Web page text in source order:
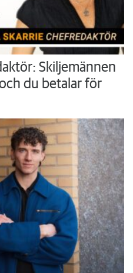
Skiljemännen
du betalar för